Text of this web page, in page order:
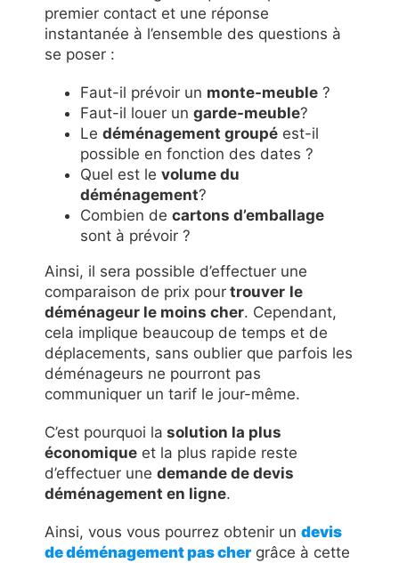
premier contact et une réponse
instantanée à l’ensemble des questions à
se poser :
Faut-il prévoir un monte-meuble ?
Faut-il louer un garde-meuble?
Le déménagement groupé est-il
possible en fonction des dates ?
Quel est le volume du
déménagement?
Combien de cartons d’emballage
sont à prévoir ?
Ainsi, il sera possible d’effectuer une
comparaison de prix pour trouver le
déménageur le moins cher. Cependant,
cela implique beaucoup de temps et de
déplacements, sans oublier que parfois les
déménageurs ne pourront pas
communiquer un tarif le jour-même.
C’est pourquoi la solution la plus
économique et la plus rapide reste
d’effectuer une demande de devis
déménagement en ligne.
Ainsi, vous vous pourrez obtenir un devis
de déménagement pas chergrâce à cette